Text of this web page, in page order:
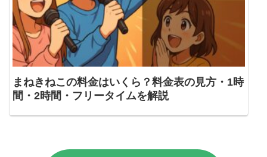
まねきねこの料金はいくら？料金表の見方・1時
間・2時間・フリータイムを解説